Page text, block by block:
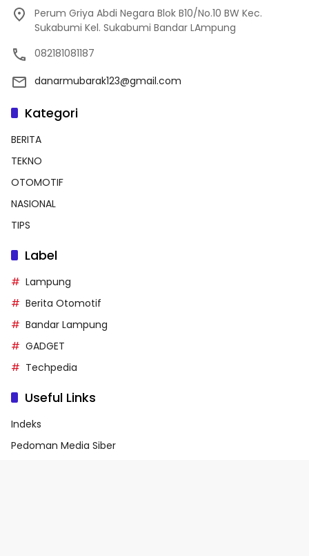
Perum Griya Abdi Negara Blok B10/No.10 BW Kec.
Sukabumi Kel. Sukabumi Bandar LAmpung
082181081187
danarmubarak123@gmail.com
Kategori
BERITA
TEKNO
OTOMOTIF
NASIONAL
TIPS
Label
Lampung
Berita Otomotif
Bandar Lampung
GADGET
Techpedia
Useful Links
Indeks
Pedoman Media Siber